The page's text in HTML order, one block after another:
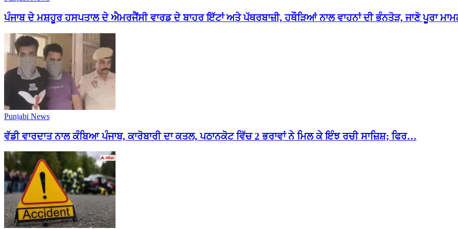
ਪੰਜਾਬ ਦੇ ਮਸ਼ਹੂਰ ਹਸਪਤਾਲ ਦੇ ਐਮਰਜੈਂਸੀ ਵਾਰਡ ਦੇ ਬਾਹਰ ਇੱਟਾਂ ਅਤੇ ਪੱਥਰਬਾਜ਼ੀ, ਹਥੌੜਿਆਂ ਨਾਲ ਵਾਹਨਾਂ ਦੀ ਭੰਨਤੋੜ, ਜਾਣੋ ਪੂਰਾ
Punjabi News
ਵੱਡੀ ਵਾਰਦਾਤ ਨਾਲ ਕੰਬਿਆ ਪੰਜਾਬ, ਕਾਰੋਬਾਰੀ ਦਾ ਕਤਲ, ਪਠਾਨਕੋਟ ਵਿੱਚ 2 ਭਰਾਵਾਂ ਨੇ ਮਿਲ ਕੇ ਇੰਝ ਰਚੀ ਸਾਜ਼ਿਸ਼; ਫਿਰ…